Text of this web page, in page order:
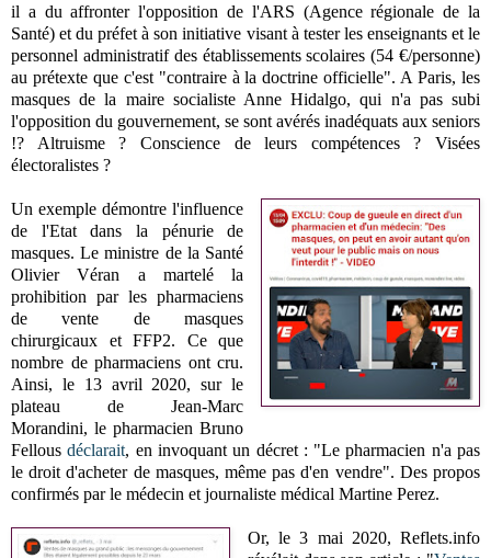
il a du affronter l'opposition de l'ARS (Agence régionale de la
Santé) et du préfet à son initiative visant à tester les enseignants et le
personnel administratif des établissements scolaires (54 €/personne)
au prétexte que c'est "contraire à la doctrine officielle". A Paris, les
masques de la maire socialiste Anne Hidalgo, qui n'a pas subi
l'opposition du gouvernement, se sont avérés inadéquats aux seniors
!? Altruisme ? Conscience de leurs compétences ? Visées
électoralistes ?
Un exemple démontre l'influence
de l'Etat dans la pénurie de
masques. Le ministre de la Santé
Olivier Véran a martelé la
prohibition par les pharmaciens
de vente de masques
chirurgicaux et FFP2. Ce que
nombre de pharmaciens ont cru.
Ainsi, le 13 avril 2020,sur le
plateau de Jean-Marc
Morandini,le pharmacien Bruno
Fellousdéclarait, en invoquant un décret : "Le pharmacien n'a pas
le droit d'acheter de masques, même pas d'en vendre". Des propos
confirmés par le médecin et journaliste médical Martine Perez.
Or, le 3 mai 2020, Reflets.info